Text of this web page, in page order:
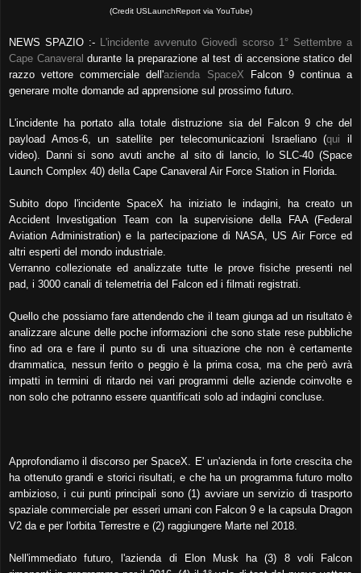
(Credit USLaunchReport via YouTube)
NEWS SPAZIO :-
L'incidente avvenuto Giovedì scorso 1° Settembre a
Cape Canaveral durante la preparazione al test di accensione statico del
razzo vettore commerciale dell'azienda SpaceX Falcon 9 continua a
generare molte domande ad apprensione sul prossimo futuro.
L'incidente ha portato alla totale distruzione sia del Falcon 9 che del
payload Amos-6, un satellite per telecomunicazioni Israeliano (qui il
video). Danni si sono avuti anche al sito di lancio, lo SLC-40 (Space
Launch Complex 40) della Cape Canaveral Air Force Station in Florida.
Subito dopo l'incidente SpaceX ha iniziato le indagini, ha creato un
Accident Investigation Team con la supervisione della FAA (Federal
Aviation Administration) e la partecipazione di NASA, US Air Force ed
altri esperti del mondo industriale.
Verranno collezionate ed analizzate tutte le prove fisiche presenti nel
pad, i 3000 canali di telemetria del Falcon ed i filmati registrati.
Quello che possiamo fare attendendo che il team giunga ad un risultato è
analizzare alcune delle poche informazioni che sono state rese pubbliche
fino ad ora e fare il punto su di una situazione che non è certamente
drammatica, nessun ferito o peggio è la prima cosa, ma che però avrà
impatti in termini di ritardo nei vari programmi delle aziende coinvolte e
non solo che potranno essere quantificati solo ad indagini concluse.
Approfondiamo il discorso per SpaceX. E' un'azienda in forte crescita che
ha ottenuto grandi e storici risultati, e che ha un programma futuro molto
ambizioso, i cui punti principali sono (1) avviare un servizio di trasporto
spaziale commerciale per esseri umani con Falcon 9 e la capsula Dragon
V2 da e per l'orbita Terrestre e (2) raggiungere Marte nel 2018.
Nell'immediato futuro, l'azienda di Elon Musk ha (3) 8 voli Falcon